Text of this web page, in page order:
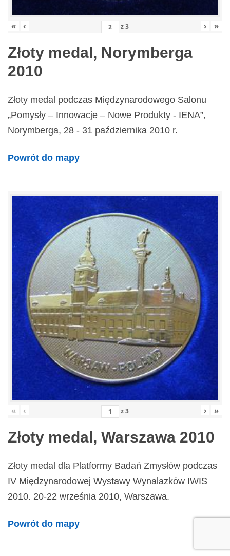
« ‹ z3 › »
Złoty medal, Norymberga
2010
Złoty medal podczas Międzynarodowego Salonu
„Pomysły – Innowacje – Nowe Produkty - IENA”,
Norymberga, 28 - 31 października 2010 r.
Powrót do mapy
« ‹ z3 › »
Złoty medal, Warszawa 2010
Złoty medal dla Platformy Badań Zmysłów podczas
IV Międzynarodowej Wystawy Wynalazków IWIS
2010. 20-22 września 2010, Warszawa.
Powrót do mapy